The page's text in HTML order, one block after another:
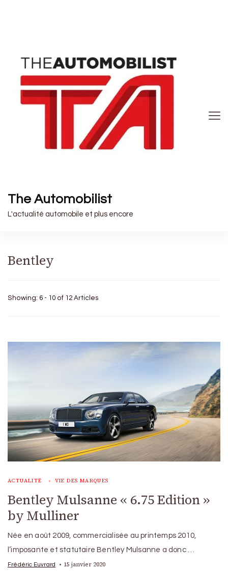
The Automobilist
L'actualité automobile et plus encore
Bentley
Showing: 6 - 10 of 12 Articles
ACTUALITÉ VIE DES MARQUES
Bentley Mulsanne « 6.75 Edition »
by Mulliner
Née en août 2009, commercialisée au printemps 2010,
l’imposante et statutaire Bentley Mulsanne a donc …
Frédéric Euvrard 15 janvier 2020